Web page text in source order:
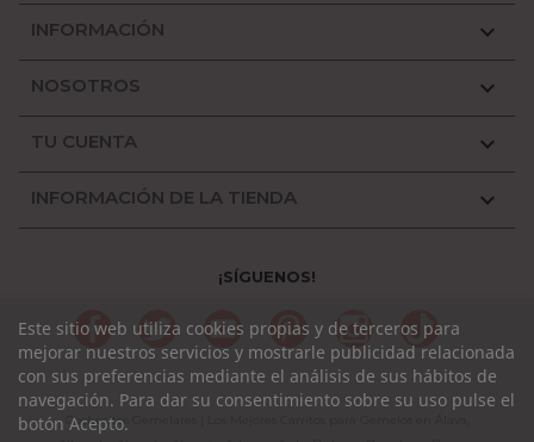
INFORMACIÓN 
NOSOTROS 
TU CUENTA 
INFORMACIÓN DE LA TIENDA 
¡SÍGUENOS!
FacebookTwitterYouTubePinterestInstagramTikTok
Este sitio web utiliza cookies propias y de terceros para
mejorar nuestros servicios y mostrarle publicidad relacionada
con sus preferencias mediante el análisis de sus hábitos de
navegación. Para dar su consentimiento sobre su uso pulse el
botón Acepto.Cochecitos Gemelares | Los Mejores Carritos para Gemelos en Álava,